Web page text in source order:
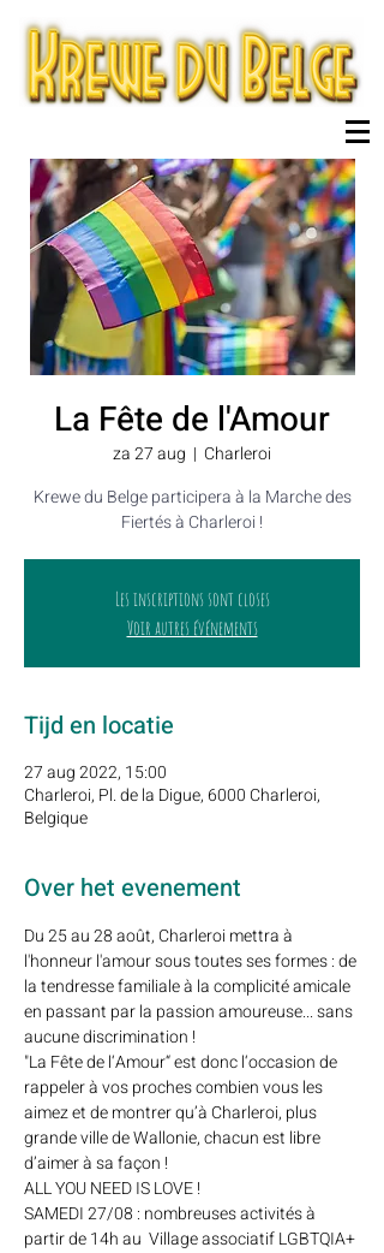
La Fête de l'Amour
za 27 aug
  |
Charleroi
Krewe du Belge participera à la Marche des
Fiertés à Charleroi !
Les inscriptions sont closes
Voir autres événements
Tijd en locatie
27 aug 2022, 15:00
Charleroi, Pl. de la Digue, 6000 Charleroi,
Belgique
Over het evenement
Du 25 au 28 août, Charleroi mettra à
l'honneur l'amour sous toutes ses formes : de
la tendresse familiale à la complicité amicale
en passant par la passion amoureuse... sans
aucune discrimination !
"La Fête de l‘Amour“ est donc l‘occasion de
rappeler à vos proches combien vous les
aimez et de montrer qu’à Charleroi, plus
grande ville de Wallonie, chacun est libre
d’aimer à sa façon !
ALL YOU NEED IS LOVE !
SAMEDI 27/08 : nombreuses activités à
partir de 14h au  Village associatif LGBTQIA+